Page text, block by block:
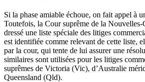
Si la phase amiable échoue, on fait appel à
Toutefois, la Cour suprême de la
dressé une liste spéciale des litiges
est identifiée comme relevant de cette liste,
par la cour, qui tente de lui assurer une
similaires sont utilisées pour les litiges
suprêmes de Victoria (Vic), d’Australie
Queensland (Qld).